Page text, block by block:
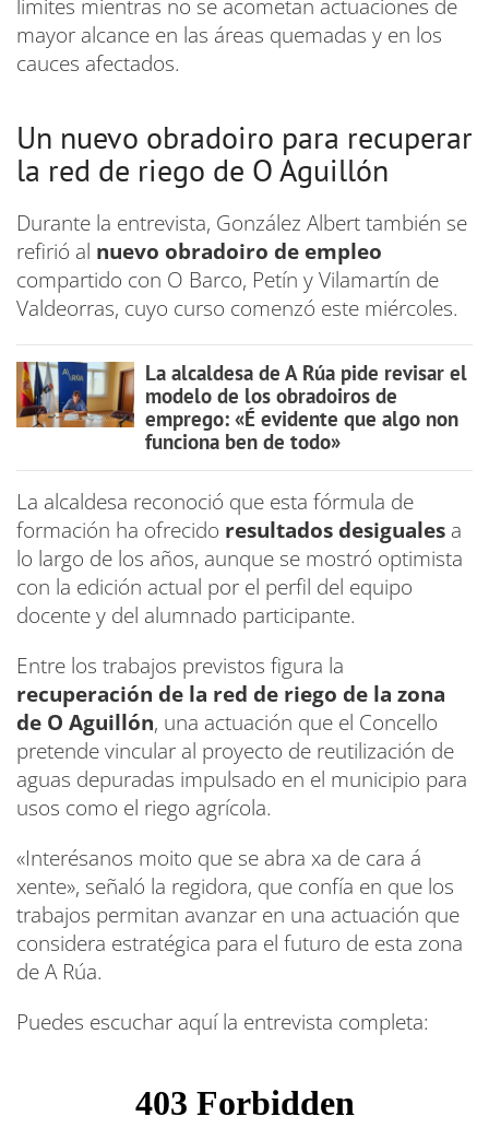
límites mientras no se acometan actuaciones de
mayor alcance en las áreas quemadas y en los
cauces afectados.
Un nuevo obradoiro para recuperar
la red de riego de O Aguillón
Durante la entrevista, González Albert también se
refirió al nuevo obradoiro de empleo
compartido con O Barco, Petín y Vilamartín de
Valdeorras, cuyo curso comenzó este miércoles.
La alcaldesa de A Rúa pide revisar el
modelo de los obradoiros de
emprego: «É evidente que algo non
funciona ben de todo»
La alcaldesa reconoció que esta fórmula de
formación ha ofrecido resultados desiguales a
lo largo de los años, aunque se mostró optimista
con la edición actual por el perfil del equipo
docente y del alumnado participante.
Entre los trabajos previstos figura la
recuperación de la red de riego de la zona
de O Aguillón, una actuación que el Concello
pretende vincular al proyecto de reutilización de
aguas depuradas impulsado en el municipio para
usos como el riego agrícola.
«Interésanos moito que se abra xa de cara á
xente», señaló la regidora, que confía en que los
trabajos permitan avanzar en una actuación que
considera estratégica para el futuro de esta zona
de A Rúa.
Puedes escuchar aquí la entrevista completa: